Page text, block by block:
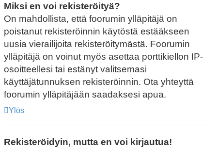
Miksi en voi rekisteröityä?
On mahdollista, että foorumin ylläpitäjä on
poistanut rekisteröinnin käytöstä estääkseen
uusia vierailijoita rekisteröitymästä. Foorumin
ylläpitäjä on voinut myös asettaa porttikiellon IP-
osoitteellesi tai estänyt valitsemasi
käyttäjätunnuksen rekisteröinnin. Ota yhteyttä
foorumin ylläpitäjään saadaksesi apua.
Ylös
Rekisteröidyin, mutta en voi kirjautua!